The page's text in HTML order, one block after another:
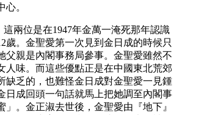
。
兩位是在1947年金萬一淹死那年認識
歲。金聖愛第一次見到金日成的時候只
父親是內閣事務局參事。金聖愛雖然不
人味。而這些優點正是在中國東北荒郊
缺乏的，也難怪金日成對金聖愛一見鍾
日成回頭一句話就馬上把她調至內閣事
。金正淑去世後，金聖愛由『地下』